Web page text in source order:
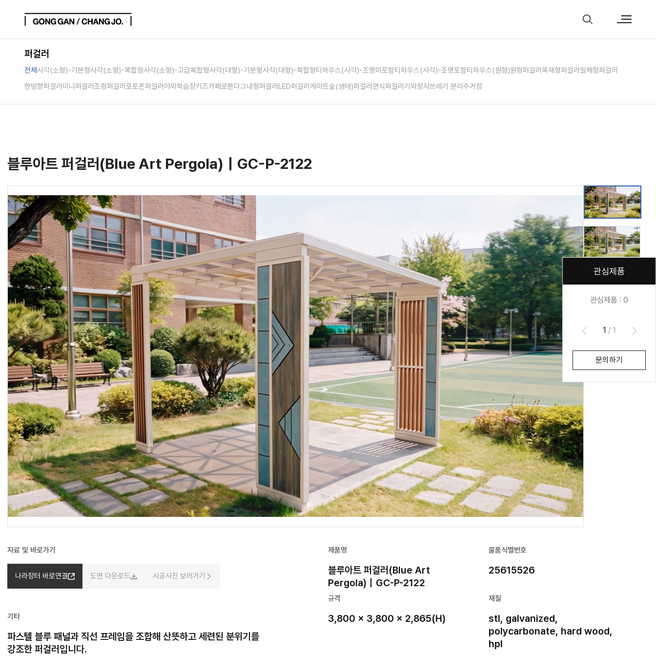
퍼걸러
전체 사각(소형)-기본형사각(소형)-복합형사각(소형)-고급복합형사각(대형)-기본형사각(대형)-복합형티하우스(사각)-조명미포함티하우스(사각)-조명포함티하우스(원형)원형퍼걸러목재형퍼걸러 일체형퍼걸러
한방향퍼걸러 미니퍼걸러조형퍼걸러포토존퍼걸러 야외학습장키즈카페 로툰다그네형퍼걸러 LED퍼걸러게이트숲(생태)퍼걸러 연식퍼걸러기와정자쓰레기 분리수거장
블루아트 퍼걸러(Blue Art Pergola)｜GC-P-2122
자료 및 바로가기
나라장터 바로연결 도면 다운로드 시공사진 보러가기
기타
파스텔 블루 패널과 직선 프레임을 조합해 산뜻하고 세련된 분위기를
강조한 퍼걸러입니다.
제품명
블루아트 퍼걸러(Blue Art
Pergola)｜GC-P-2122
물품식별번호
25615526
규격
3,800 × 3,800 × 2,865(H)
재질
stl, galvanized,
polycarbonate, hard wood,
hpl
관심제품
관심제품 : 0
1 / 1
문의하기